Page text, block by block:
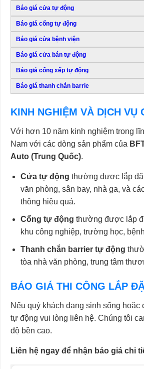
Báo giá cửa tự động
Báo giá cổng tự động
Báo giá cửa bệnh viện
Báo giá cửa bán tự động
Báo giá cổng xếp tự động
Báo giá thanh chắn barrie
KINH NGHIỆM VÀ DỊCH VỤ
Với hơn 10 năm kinh nghiệm trong
Nam với các dòng sản phẩm của
Auto (Trung Quốc).
Cửa tự động thường được lắp
văn phòng, sân bay, nhà ga, và
thông hiệu quả.
Cổng tự động thường được lắp
khu công nghiệp, trường học,
Thanh chắn barrier tự động
tòa nhà văn phòng, trung tâm
BÁO GIÁ THI CÔNG LẮP
Nếu quý khách đang sinh sống hoặc
tự động vui lòng liên hệ. Chúng tôi
độ bền cao.
Liên hệ ngay để nhận báo giá chi